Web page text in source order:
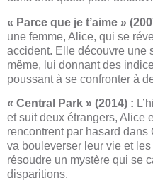
« Parce que je t’aime »
une femme, Alice, qui se
accident. Elle découvre une
même, lui donnant des
poussant à se confronter à
« Central Park » (2014) :
et suit deux étrangers, Alice
rencontrent par hasard
va bouleverser leur vie et
résoudre un mystère qui se
disparitions.